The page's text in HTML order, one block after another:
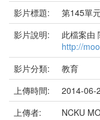
影片標題:
第145單
影片說明:
此檔案由
http://
影片分類:
教育
上傳時間:
2014-06-
上傳者:
NCKU